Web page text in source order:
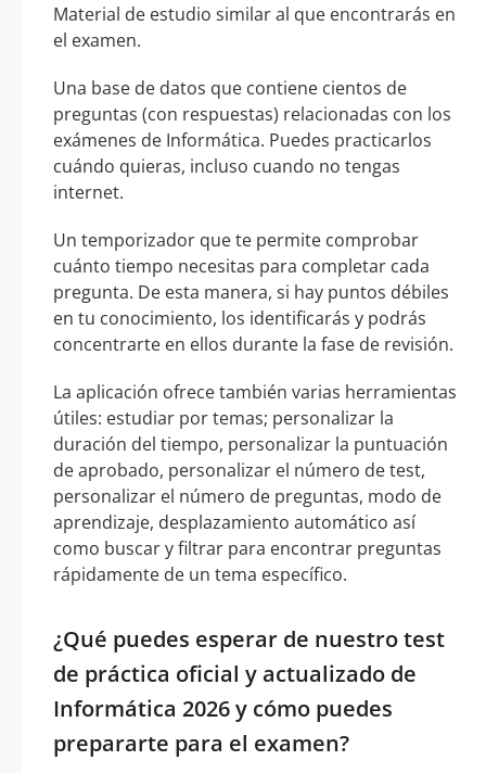
Material de estudio similar al que encontrarás en
el examen.
Una base de datos que contiene cientos de
preguntas (con respuestas) relacionadas con los
exámenes de Informática. Puedes practicarlos
cuándo quieras, incluso cuando no tengas
internet.
Un temporizador que te permite comprobar
cuánto tiempo necesitas para completar cada
pregunta. De esta manera, si hay puntos débiles
en tu conocimiento, los identificarás y podrás
concentrarte en ellos durante la fase de revisión.
La aplicación ofrece también varias herramientas
útiles: estudiar por temas; personalizar la
duración del tiempo, personalizar la puntuación
de aprobado, personalizar el número de test,
personalizar el número de preguntas, modo de
aprendizaje, desplazamiento automático así
como buscar y filtrar para encontrar preguntas
rápidamente de un tema específico.
¿Qué puedes esperar de nuestro test
de práctica oficial y actualizado de
Informática 2026 y cómo puedes
prepararte para el examen?